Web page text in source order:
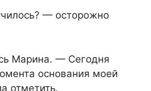
— осторожно
Марина. — Сегодня
основания моей
отметить.